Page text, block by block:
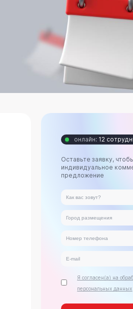
онлайн: 12
Оставьте заявку,
индивидуальное
предложение
Я согласен(а) на
персональных данных